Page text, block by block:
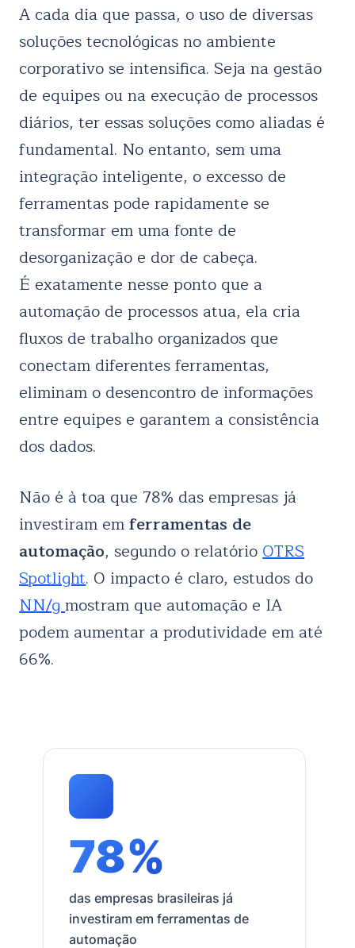
A cada dia que passa, o uso de diversas
soluções tecnológicas no ambiente
corporativo se intensifica. Seja na gestão
de equipes ou na execução de processos
diários, ter essas soluções como aliadas é
fundamental. No entanto, sem uma
integração inteligente, o excesso de
ferramentas pode rapidamente se
transformar em uma fonte de
desorganização e dor de cabeça.
É exatamente nesse ponto que a
automação de processos atua, ela cria
fluxos de trabalho organizados que
conectam diferentes ferramentas,
eliminam o desencontro de informações
entre equipes e garantem a consistência
dos dados.
Não é à toa que 78% das empresas já
investiram emferramentas de
automação, segundo o relatórioOTRS
Spotlight. O impacto é claro, estudos do
NN/gmostram que automação e IA
podem aumentar a produtividade em até
66%.
78%
das empresas brasileiras já
investiram em ferramentas de
automação